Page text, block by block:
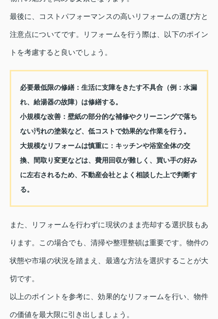
最後に、コストパフォーマンスの高いリフォームの選び方と
注意点についてです。リフォームを行う際は、以下のポイン
トを考慮すると良いでしょう。
必要最低限の修繕：生活に支障をきたす不具合（例：水漏
れ、給湯器の故障）は修繕する。
小規模な改善：壁紙の部分的な補修やクリーニングで落ち
ない汚れの塗装など、低コストで効果的な作業を行う。
大規模なリフォームは慎重に：キッチンや浴室全体の交
換、間取り変更などは、費用回収が難しく、買い手の好み
に左右されるため、不動産会社とよく相談した上で判断す
る。
また、リフォームを行わずに現状のまま売却する選択肢もあ
ります。この場合でも、清掃や整理整頓は重要です。物件の
状態や市場の状況を踏まえ、最適な方法を選択することが大
切です。
以上のポイントを参考に、効果的なリフォームを行い、物件
の価値を最大限に引き出しましょう。